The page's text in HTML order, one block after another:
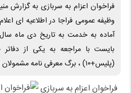
فراخوان اعزام به سربازی به گزارش
وظیفه عمومی فراجا در اطلاعیه ای
بایست با مراجعه به یکی از دفاتر
(پلیس+۱۰) ، برگ معرفی نامه مشمولان به مراکز
فراخوان اعزام به سربازی